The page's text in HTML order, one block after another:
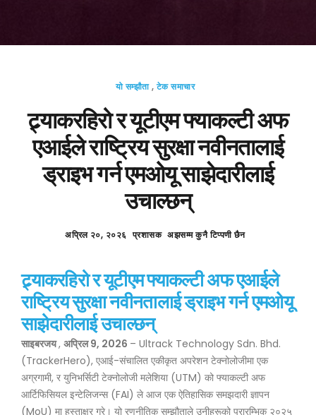
यो सम्झौता, टेक समाचार
ट्र्याकरहिरो र यूटीएम फ्याकल्टी अफ
एआईले राष्ट्रिय सुरक्षा नवीनतालाई
ड्राइभ गर्न एमओयू साझेदारीलाई
उचाल्छन्
अप्रिल २०, २०२६ प्रशासक अझसम्म कुनै टिप्पणी छैन
ट्र्याकरहिरो र यूटीएम फ्याकल्टी अफ एआईले
राष्ट्रिय सुरक्षा नवीनतालाई ड्राइभ गर्न एमओयू
साझेदारीलाई उचाल्छन्
साइबरजय, अप्रिल 9, 2026 – Ultrack Technology Sdn. Bhd.
(TrackerHero), एआई-संचालित एकीकृत अपरेशन टेक्नोलोजीमा एक
अग्रगामी, र युनिभर्सिटी टेक्नोलोजी मलेशिया (UTM) को फ्याकल्टी अफ
आर्टिफिसियल इन्टेलिजन्स (FAI) ले आज एक ऐतिहासिक समझदारी ज्ञापन
(MoU) मा हस्ताक्षर गरे। यो रणनीतिक सम्झौताले उनीहरूको प्रारम्भिक २०२५